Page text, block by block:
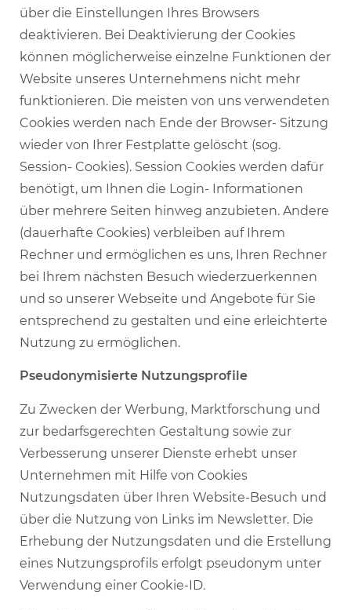
über die Einstellungen Ihres Browsers
deaktivieren. Bei Deaktivierung der Cookies
können möglicherweise einzelne Funktionen der
Website unseres Unternehmens nicht mehr
funktionieren. Die meisten von uns verwendeten
Cookies werden nach Ende der Browser- Sitzung
wieder von Ihrer Festplatte gelöscht (sog.
Session- Cookies). Session Cookies werden dafür
benötigt, um Ihnen die Login- Informationen
über mehrere Seiten hinweg anzubieten. Andere
(dauerhafte Cookies) verbleiben auf Ihrem
Rechner und ermöglichen es uns, Ihren Rechner
bei Ihrem nächsten Besuch wiederzuerkennen
und so unserer Webseite und Angebote für Sie
entsprechend zu gestalten und eine erleichterte
Nutzung zu ermöglichen.
Pseudonymisierte Nutzungsprofile
Zu Zwecken der Werbung, Marktforschung und
zur bedarfsgerechten Gestaltung sowie zur
Verbesserung unserer Dienste erhebt unser
Unternehmen mit Hilfe von Cookies
Nutzungsdaten über Ihren Website-Besuch und
über die Nutzung von Links im Newsletter. Die
Erhebung der Nutzungsdaten und die Erstellung
eines Nutzungsprofils erfolgt pseudonym unter
Verwendung einer Cookie-ID.